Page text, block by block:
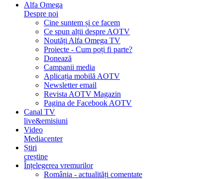
Alfa Omega
Despre noi
Cine suntem și ce facem
Ce spun alții despre AOTV
Noutăți Alfa Omega TV
Proiecte - Cum poți fi parte?
Donează
Campanii media
Aplicația mobilă AOTV
Newsletter email
Revista AOTV Magazin
Pagina de Facebook AOTV
Canal TV
live&emisiuni
Video
Mediacenter
Știri
creștine
Înțelegerea vremurilor
România - actualități comentate